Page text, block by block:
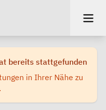
bereits stattgefunden
in Ihrer Nähe zu
.